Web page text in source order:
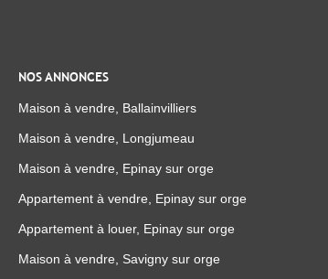
NOS ANNONCES
Maison à vendre, Ballainvilliers
Maison à vendre, Longjumeau
Maison à vendre, Epinay sur orge
Appartement à vendre, Epinay sur orge
Appartement à louer, Epinay sur orge
Maison à vendre, Savigny sur orge